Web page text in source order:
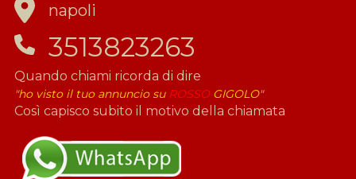
napoli
3513823263
Quando chiami ricorda di dire
"ho visto il tuo annuncio su ROSSO GIGOLO"
Così capisco subito il motivo della chiamata